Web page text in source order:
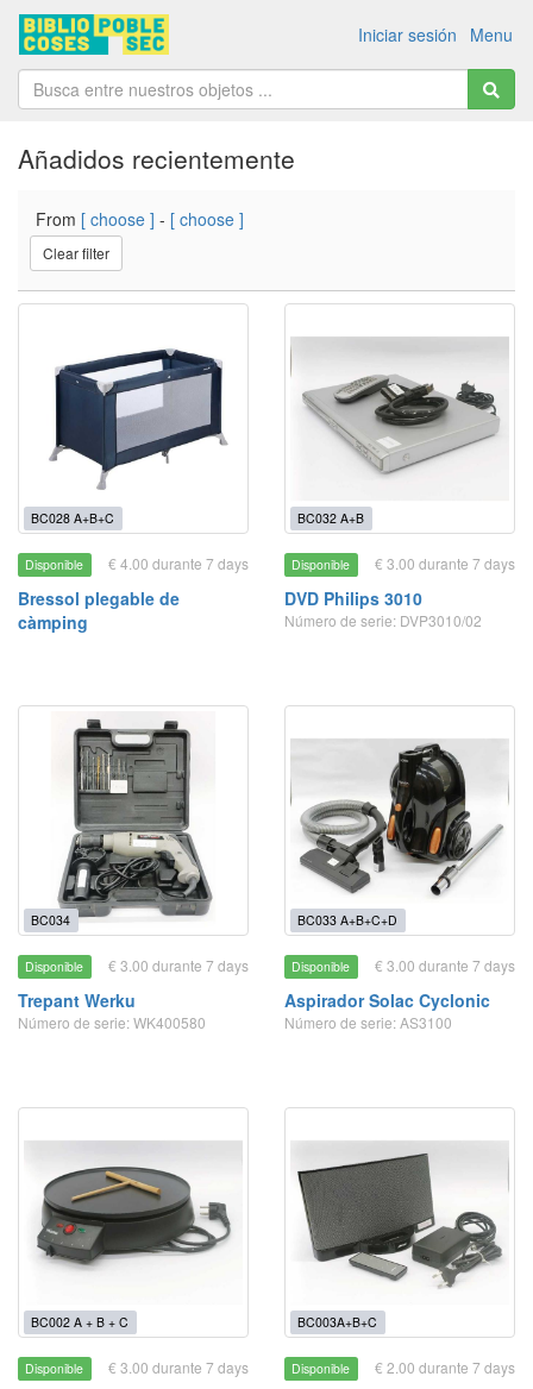
Menu
Iniciar sesión
Añadidos recientemente
From [ choose ] - [ choose ]
Clear filter
BC028 A+B+C
Disponible € 4.00 durante 7 days
Bressol plegable de
càmping
BC032 A+B
Disponible € 3.00 durante 7 days
DVD Philips 3010
Número de serie: DVP3010/02
BC034
Disponible € 3.00 durante 7 days
Trepant Werku
Número de serie: WK400580
BC033 A+B+C+D
Disponible € 3.00 durante 7 days
Aspirador Solac Cyclonic
Número de serie: AS3100
BC002 A + B + C
Disponible € 3.00 durante 7 days
BC003A+B+C
Disponible € 2.00 durante 7 days